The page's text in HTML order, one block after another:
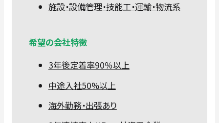
施設・設備管理・技能工・運輸・物流系
希望の会社特徴
3年後定着率90％以上
中途入社50%以上
海外勤務・出張あり